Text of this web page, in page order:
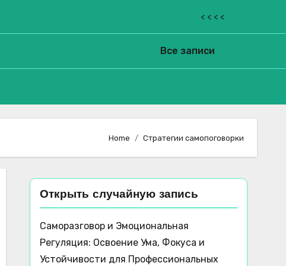
< < < <
Все записи
Home Стратегии самопоговорки
Открыть случайную запись
Саморазговор и Эмоциональная
Регуляция: Освоение Ума, Фокуса и
Устойчивости для Профессиональных